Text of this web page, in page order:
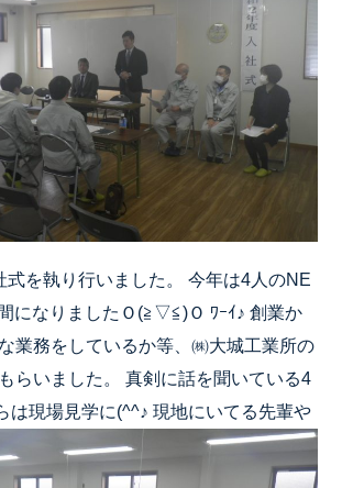
を執り行いました。 今年は4人のNE
になりましたＯ(≧▽≦)Ｏ ﾜｰｲ♪ 創業か
業務をしているか等、㈱大城工業所の
らいました。 真剣に話を聞いている4
現場見学に(^^♪ 現地にいてる先輩や